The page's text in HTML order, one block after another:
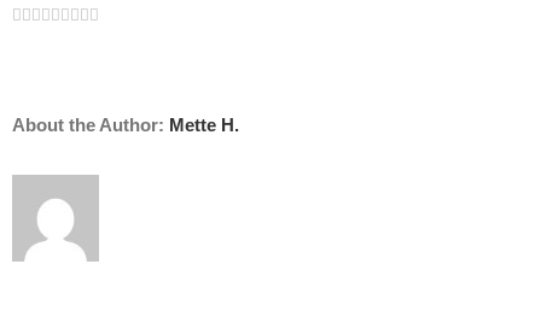
Facebook
Twitter
Linkedin
Reddit
Tumblr
Google+
Pinterest
Vk
About the Author: Mette H.